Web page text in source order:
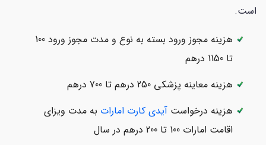
است.
هزینه مجوز ورود بسته به نوع و مدت مجوز ورود 100
تا 1150 درهم
هزینه معاینه پزشکی 250 درهم تا 700 درهم
هزینه درخواست آیدی کارت امارات به مدت ویزای
اقامت امارات 100 تا 200 درهم در سال